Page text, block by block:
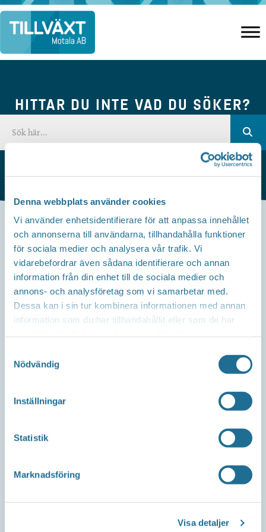
Denna webbplats använder cookies
Vi använder enhetsidentifierare för att anpassa innehållet
och annonserna till användarna, tillhandahålla funktioner
för sociala medier och analysera vår trafik. Vi
vidarebefordrar även sådana identifierare och annan
information från din enhet till de sociala medier och
annons- och analysföretag som vi samarbetar med.
Dessa kan i sin tur kombinera informationen med annan
information som du har tillhandahållit eller som de har
Nödvändig
Inställningar
Statistik
Marknadsföring
Visa detaljer
Hoppa
till
innehåll
HITTAR DU INTE VAD DU SÖKER?
Kontakta oss
Besöksadress
Repslagaregatan 13C
591 30 Motala